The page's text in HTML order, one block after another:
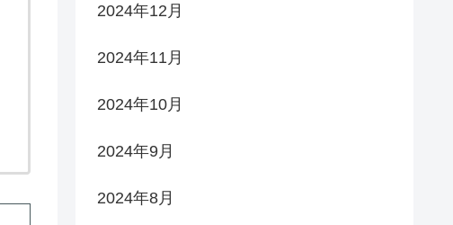
2024年12月
2024年11月
2024年10月
2024年9月
2024年8月